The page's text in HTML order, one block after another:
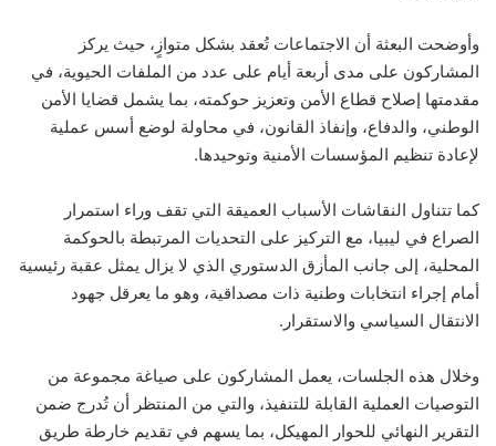
وأوضحت البعثة أن الاجتماعات تُعقد بشكل متوازٍ، حيث يركز
المشاركون على مدى أربعة أيام على عدد من الملفات الحيوية، في
مقدمتها إصلاح قطاع الأمن وتعزيز حوكمته، بما يشمل قضايا الأمن
الوطني، والدفاع، وإنفاذ القانون، في محاولة لوضع أسس عملية
لإعادة تنظيم المؤسسات الأمنية وتوحيدها.
كما تتناول النقاشات الأسباب العميقة التي تقف وراء استمرار
الصراع في ليبيا، مع التركيز على التحديات المرتبطة بالحوكمة
المحلية، إلى جانب المأزق الدستوري الذي لا يزال يمثل عقبة رئيسية
أمام إجراء انتخابات وطنية ذات مصداقية، وهو ما يعرقل جهود
الانتقال السياسي والاستقرار.
وخلال هذه الجلسات، يعمل المشاركون على صياغة مجموعة من
التوصيات العملية القابلة للتنفيذ، والتي من المنتظر أن تُدرج ضمن
التقرير النهائي للحوار المهيكل، بما يسهم في تقديم خارطة طريق